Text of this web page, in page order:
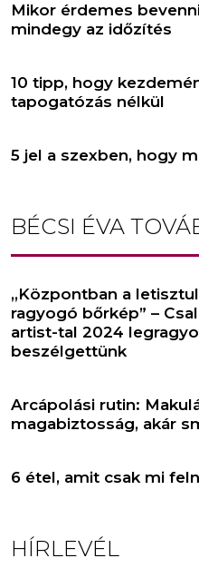
Mikor érdemes
mindegy az időzítés
10 tipp, hogy
tapogatózás nélkül
5 jel a szexben, hogy
BÉCSI ÉVA
,,Központban a
ragyogó bőrkép” –
artist-tal 2024
beszélgettünk
Arcápolási rutin:
magabiztosság, akár
6 étel, amit csak mi
HÍRLEVÉL